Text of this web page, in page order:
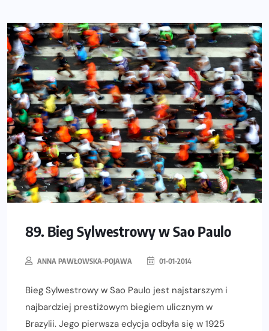
89. Bieg Sylwestrowy w Sao Paulo
ANNA PAWŁOWSKA-POJAWA 01-01-2014
Bieg Sylwestrowy w Sao Paulo jest najstarszym i
najbardziej prestiżowym biegiem ulicznym w
Brazylii. Jego pierwsza edycja odbyła się w 1925